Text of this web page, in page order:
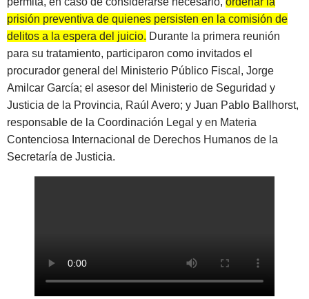
prisión preventiva de quienes persisten en la comisión de
delitos a la espera del juicio. Durante la primera reunión
para su tratamiento, participaron como invitados el
procurador general del Ministerio Público Fiscal, Jorge
Amilcar García; el asesor del Ministerio de Seguridad y
Justicia de la Provincia, Raúl Avero; y Juan Pablo Ballhorst,
responsable de la Coordinación Legal y en Materia
Contenciosa Internacional de Derechos Humanos de la
Secretaría de Justicia.